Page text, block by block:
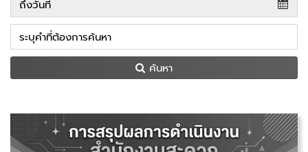
ค้นหา